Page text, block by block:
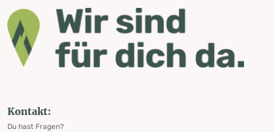
Kontakt:
Du hast Fragen?